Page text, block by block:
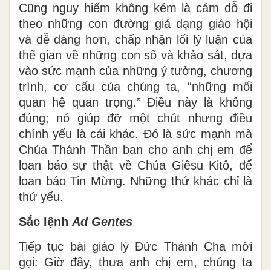
Cũng nguy hiểm không kém là cám dỗ đi
theo những con đường giả dạng giáo hội
và dễ dàng hơn, chấp nhận lối lý luận của
thế gian về những con số và khảo sát, dựa
vào sức mạnh của những ý tưởng, chương
trình, cơ cấu của chúng ta, “những mối
quan hệ quan trọng.” Điều này là không
đúng; nó giúp đỡ một chút nhưng điều
chính yếu là cái khác. Đó là sức mạnh mà
Chúa Thánh Thần ban cho anh chị em để
loan báo sự thật về Chúa Giêsu Kitô, để
loan báo Tin Mừng. Những thứ khác chỉ là
thứ yếu.
Sắc lệnh Ad Gentes
Tiếp tục bài giáo lý Đức Thánh Cha mời
gọi: Giờ đây, thưa anh chị em, chúng ta